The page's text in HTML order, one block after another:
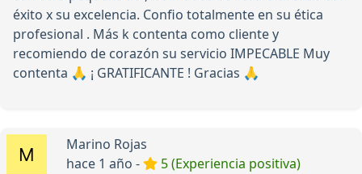
éxito x su excelencia. Confio totalmente en su ética
profesional . Más k contenta como cliente y
recomiendo de corazón su servicio IMPECABLE Muy
contenta 🙏 ¡ GRATIFICANTE ! Gracias 🙏
Marino Rojas
hace 1 año -
5 (Experiencia positiva)